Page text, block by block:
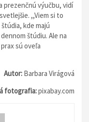
prezenčnú výučbu, vidí
,,Viem si to
kde majú
štúdiu. Ale na
sú oveľa
Autor: Barbara Virágová
fotografia:pixabay.com